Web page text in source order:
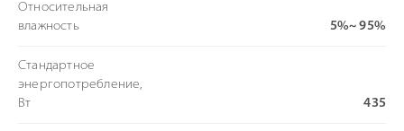
Относительная
влажность
5%~ 95%
Стандартное
энергопотребление,
Вт
435